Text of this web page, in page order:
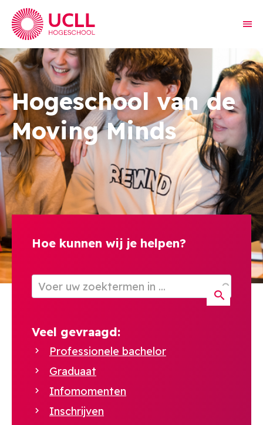
Hogeschool van de
Moving Minds
Hoe kunnen wij je helpen?
Veel gevraagd:
Professionele bachelor
Graduaat
Infomomenten
Inschrijven